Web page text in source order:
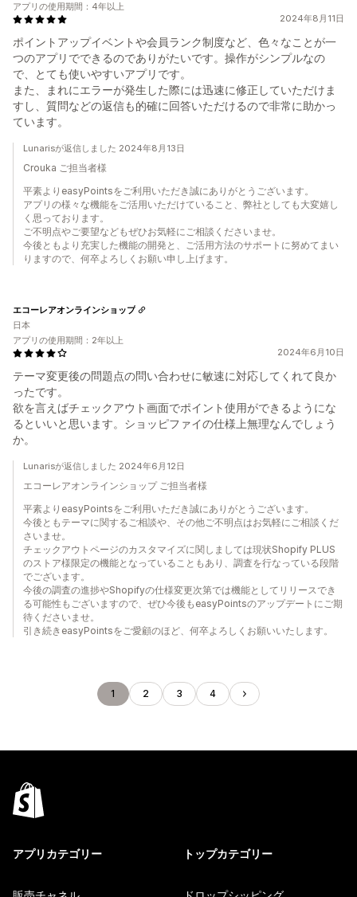
2024年8月11日
ポイントアップイベントや会員ランク制度など、色々なことが一
つのアプリでできるのでありがたいです。操作がシンプルなの
で、とても使いやすいアプリです。
また、まれにエラーが発生した際には迅速に修正していただけま
すし、質問などの返信も的確に回答いただけるので非常に助かっ
ています。
アプリの使用期間：4年以上
Lunarisが返信しました 2024年8月13日
Crouka ご担当者様
平素よりeasyPointsをご利用いただき誠にありがとうございます。
アプリの様々な機能をご活用いただけていること、弊社としても大変嬉し
く思っております。
ご不明点やご要望などもぜひお気軽にご相談くださいませ。
今後ともより充実した機能の開発と、ご活用方法のサポートに努めてまい
りますので、何卒よろしくお願い申し上げます。
2024年6月10日
テーマ変更後の問題点の問い合わせに敏速に対応してくれて良か
ったです。
欲を言えばチェックアウト画面でポイント使用ができるようにな
るといいと思います。ショッピファイの仕様上無理なんでしょう
か。
エコーレアオンラインショップ
日本
アプリの使用期間：2年以上
Lunarisが返信しました 2024年6月12日
エコーレアオンラインショップ ご担当者様
平素よりeasyPointsをご利用いただき誠にありがとうございます。
今後ともテーマに関するご相談や、その他ご不明点はお気軽にご相談くだ
さいませ。
チェックアウトページのカスタマイズに関しましては現状Shopify PLUS
のストア様限定の機能となっていることもあり、調査を行なっている段階
でございます。
今後の調査の進捗やShopifyの仕様変更次第では機能としてリリースでき
る可能性もございますので、ぜひ今後もeasyPointsのアップデートにご期
待くださいませ。
引き続きeasyPointsをご愛顧のほど、何卒よろしくお願いいたします。
1 2 3 4
アプリカテゴリー トップカテゴリー